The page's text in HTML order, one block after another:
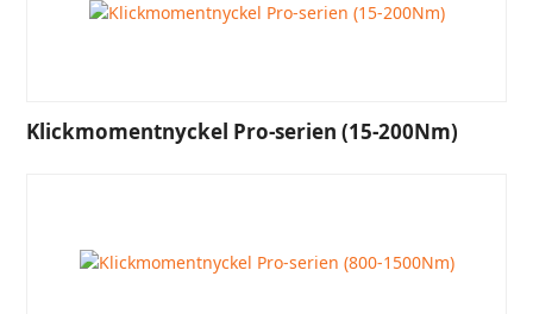
Klickmomentnyckel Pro-serien (15-200Nm)